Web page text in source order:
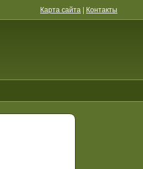
Карта сайта | Контакты